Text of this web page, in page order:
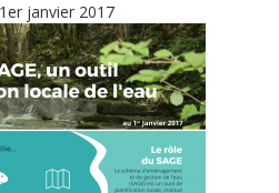
janvier 2017